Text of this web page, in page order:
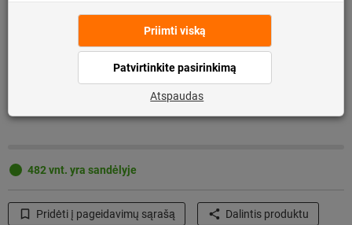
Įdėti į prekių krepšelį
482 vnt. yra sandėlyje
Pridėti į pageidavimų sąrašą Dalintis produktu